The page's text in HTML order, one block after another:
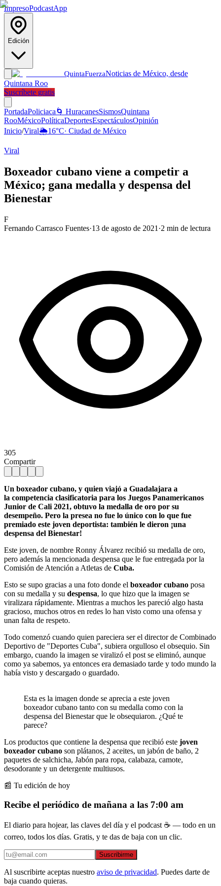
ImpresoPodcastApp
Edición
QuintaFuerzaNoticias de México, desde
Quintana Roo
Suscríbete gratis
PortadaPoliciaca 🌀 HuracanesSismosQuintana
RooMéxicoPolíticaDeportesEspectáculosOpinión
Inicio/Viral🌦️16°C· Ciudad de México
Viral
Boxeador cubano viene a competir a
México; gana medalla y despensa del
Bienestar
F
Fernando Carrasco Fuentes·13 de agosto de 2021 ·2 min de lectura
305
Compartir
Un boxeador cubano, y quien viajó a Guadalajara a
la competencia clasificatoria para los Juegos Panamericanos
Junior de Cali 2021, obtuvo la medalla de oro por su
desempeño. Pero la presea no fue lo único con lo que fue
premiado este joven deportista: también le dieron ¡una
despensa del Bienestar!
Este joven, de nombre Ronny Álvarez recibió su medalla de oro,
pero además la mencionada despensa que le fue entregada por la
Comisión de Atención a Atletas de Cuba.
Esto se supo gracias a una foto donde el boxeador cubano posa
con su medalla y su despensa, lo que hizo que la imagen se
viralizara rápidamente. Mientras a muchos les pareció algo hasta
gracioso, muchos otros en redes lo han visto como una ofensa y
unan falta de respeto.
Todo comenzó cuando quien pareciera ser el director de Combinado
Deportivo de "Deportes Cuba", subiera orgulloso el obsequio. Sin
embargo, cuando la imagen se viralizó el post se eliminó, aunque
como ya sabemos, ya entonces era demasiado tarde y todo mundo la
había visto y descargado o guardado.
Esta es la imagen donde se aprecia a este joven
boxeador cubano tanto con su medalla como con la
despensa del Bienestar que le obsequiaron. ¿Qué te
parece?
Los productos que contiene la despensa que recibió este joven
boxeador cubano son plátanos, 2 aceites, un jabón de baño, 2
paquetes de salchicha, Jabón para ropa, calabaza, camote,
desodorante y un detergente multiusos.
📰 Tu edición de hoy
Recibe el periódico de mañana a las 7:00 am
El diario para hojear, las claves del día y el podcast ☕ — todo en un
correo, todos los días. Gratis, y te das de baja con un clic.
Suscribirme
Al suscribirte aceptas nuestro aviso de privacidad. Puedes darte de
baja cuando quieras.